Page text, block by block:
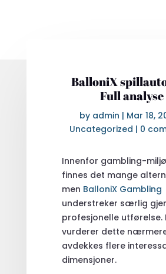
BalloniX
Full analyse
by admin | Mar 18,
Uncategorized | 0
Innenfor gambling-
finnes det mange
men BalloniX Gambling
understreker særlig
profesjonelle utførelse.
vurderer dette
avdekkes flere
dimensjoner.